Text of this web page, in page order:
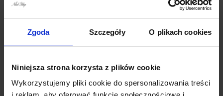
Zgoda Szczegóły O plikach cookies
Niniejsza strona korzysta z plików cookie
Wykorzystujemy pliki cookie do spersonalizowania treści
PRODUCENT włoski
SKŁAD:
100% poliester